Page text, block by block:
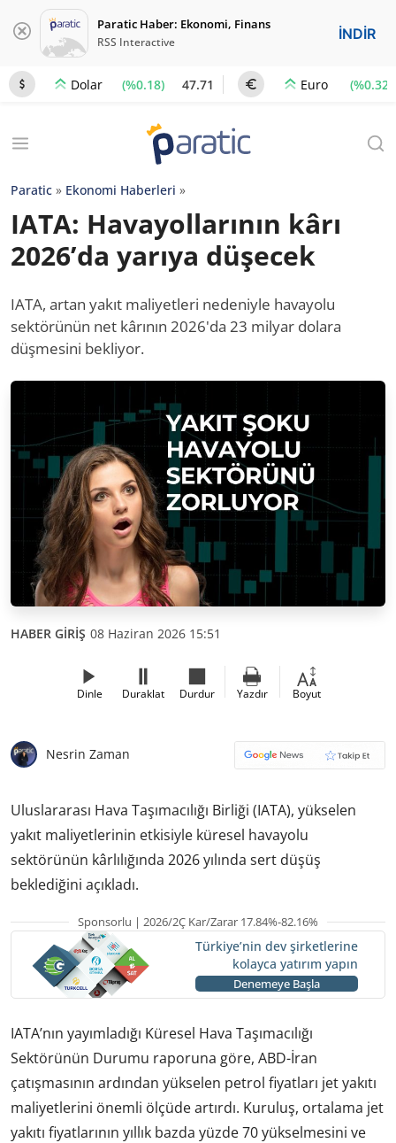
Paratic Haber: Ekonomi, Finans
RSS Interactive İNDİR
Dolar (%0.18) 47.71 Euro (%0.32)
Paratic » Ekonomi Haberleri »
IATA: Havayollarının kârı
2026’da yarıya düşecek
IATA, artan yakıt maliyetleri nedeniyle havayolu
sektörünün net kârının 2026'da 23 milyar dolara
düşmesini bekliyor.
HABER GİRİŞ 08 Haziran 2026 15:51
Dinle Duraklat Durdur Yazdır Boyut
Nesrin Zaman
Uluslararası Hava Taşımacılığı Birliği (IATA), yükselen
yakıt maliyetlerinin etkisiyle küresel havayolu
sektörünün kârlılığında 2026 yılında sert düşüş
beklediğini açıkladı.
Sponsorlu | 2026/2Ç Kar/Zarar 17.84%-82.16%
Türkiye’nin dev şirketlerine
kolayca yatırım yapın
Denemeye Başla
IATA’nın yayımladığı Küresel Hava Taşımacılığı
Sektörünün Durumu raporuna göre, ABD-İran
çatışmasının ardından yükselen petrol fiyatları jet yakıtı
maliyetlerini önemli ölçüde artırdı. Kuruluş, ortalama jet
yakıtı fiyatlarının yıllık bazda yüzde 70 yükselmesini ve